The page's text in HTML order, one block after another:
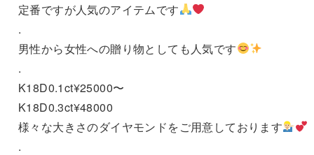
定番ですが人気のアイテムです
.
男性から女性への贈り物としても人気です
.
K18D0.1ct¥25000〜
K18D0.3ct¥48000
様々な大きさのダイヤモンドをご用意しております
.